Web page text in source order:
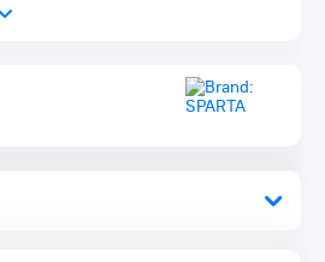
- домкрат не боится
самоторможения